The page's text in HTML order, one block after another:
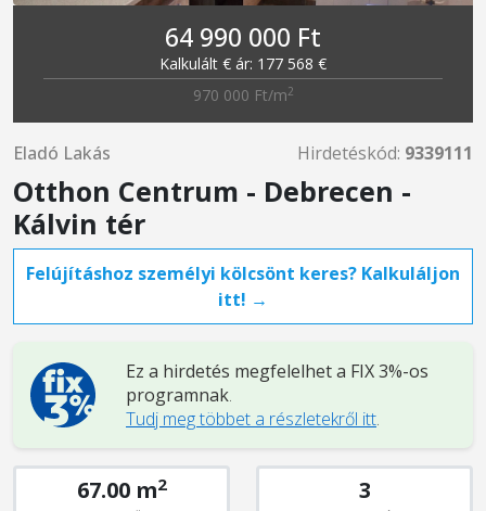
64 990 000 Ft
Kalkulált € ár: 177 568 €
970 000 Ft/m2
Eladó Lakás Hirdetéskód: 9339111
Otthon Centrum - Debrecen -
Kálvin tér
Felújításhoz személyi kölcsönt keres? Kalkuláljon
itt! →
Ez a hirdetés megfelelhet a FIX 3%-os
programnak.
Tudj meg többet a részletekről itt.
67.00 m2 3